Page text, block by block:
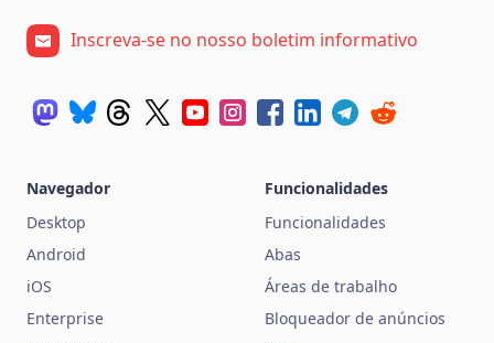
Inscreva-se no nosso boletim informativo
Navegador
Desktop
Android
iOS
Enterprise
Funcionalidades
Funcionalidades
Abas
Áreas de trabalho
Bloqueador de anúncios